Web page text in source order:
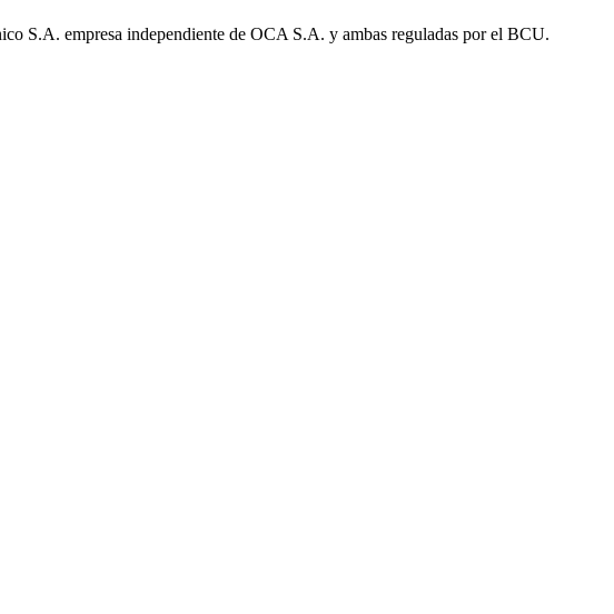
S.A. empresa independiente de OCA S.A. y ambas reguladas por el BCU.